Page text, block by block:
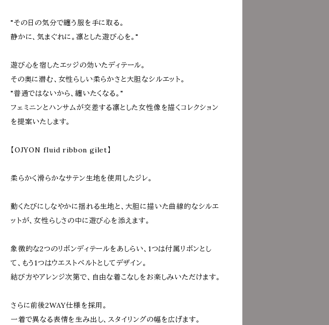
"その日の気分で纏う服を手に取る。
静かに、気まぐれに。凛とした遊び心を。"
遊び心を宿したエッジの効いたディテール。
その奥に潜む、女性らしい柔らかさと大胆なシルエット。
"普通ではないから、纏いたくなる。"
フェミニンとハンサムが交差する凛とした女性像を描くコレクション
を提案いたします。
【OJYON fluid ribbon gilet】
柔らかく滑らかなサテン生地を使用したジレ。
動くたびにしなやかに揺れる生地と、大胆に描いた曲線的なシルエ
ットが、女性らしさの中に遊び心を添えます。
象徴的な2つのリボンディテールをあしらい、1つは付属リボンとし
て、もう1つはウエストベルトとしてデザイン。
結び方やアレンジ次第で、自由な着こなしをお楽しみいただけます。
さらに前後2WAY仕様を採用。
一着で異なる表情を生み出し、スタイリングの幅を広げます。